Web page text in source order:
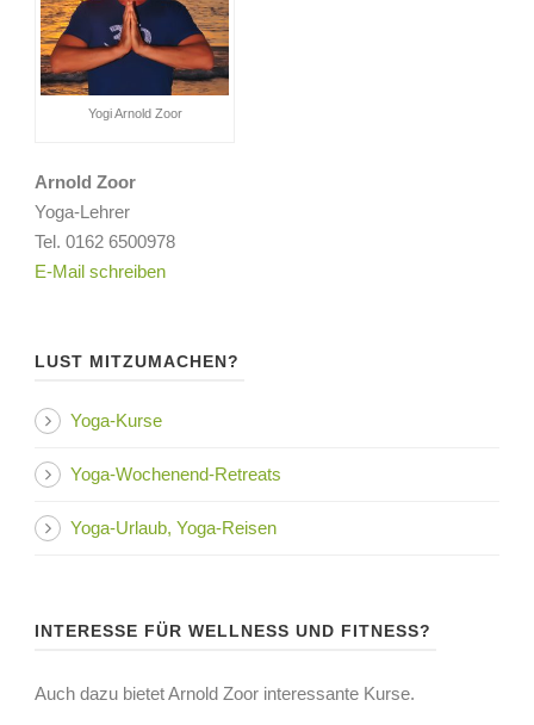
Yogi Arnold Zoor
Arnold Zoor
Yoga-Lehrer
Tel. 0162 6500978
E-Mail schreiben
LUST MITZUMACHEN?
Yoga-Kurse
Yoga-Wochenend-Retreats
Yoga-Urlaub, Yoga-Reisen
INTERESSE FÜR WELLNESS UND FITNESS?
Auch dazu bietet Arnold Zoor interessante Kurse.